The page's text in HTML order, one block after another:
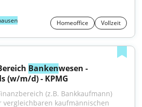
Homeoffice Vollzeit
Bankenwesen -
(w/m/d) - KPMG
(z.B. Bankkaufmann)